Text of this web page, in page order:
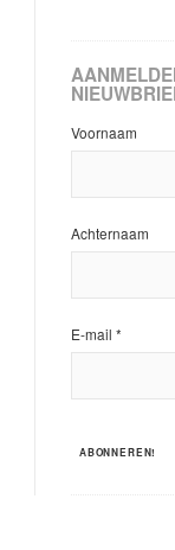
Voornaam
Achternaam
E-mail *